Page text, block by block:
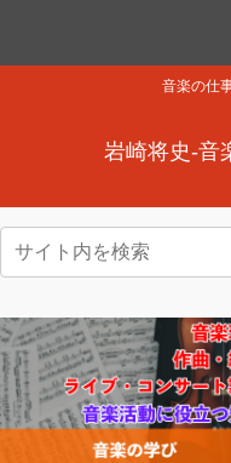
音楽の仕
岩崎将史-音